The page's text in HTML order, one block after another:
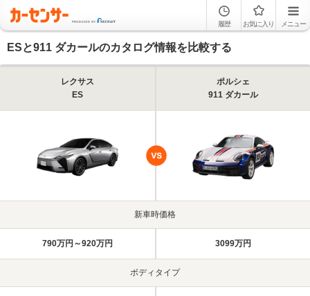
履歴 お気に入り メニュー
ESと911 ダカールのカタログ情報を比較する
レクサス
ES
ポルシェ
911 ダカール
新車時価格
790万円～920万円 3099万円
ボディタイプ